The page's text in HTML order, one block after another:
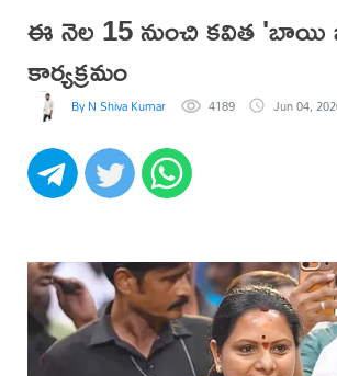
ఈ నెల 15 నుంచి కవిత
కార్యక్రమం
By N Shiva Kumar 4189 Jun 04,